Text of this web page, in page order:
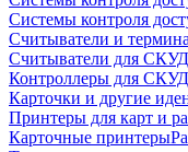
Системы контроля
Считыватели и
Считыватели для СКУД
Контроллеры для СКУД
Карточки и другие
Принтеры для карт и
Карточные принтеры